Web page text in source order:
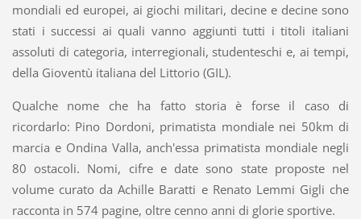
mondiali ed europei, ai giochi militari, decine e decine sono
stati i successi ai quali vanno aggiunti tutti i titoli italiani
assoluti di categoria, interregionali, studenteschi e, ai tempi,
della Gioventù italiana del Littorio (GIL).
Qualche nome che ha fatto storia è forse il caso di
ricordarlo: Pino Dordoni, primatista mondiale nei 50km di
marcia e Ondina Valla, anch'essa primatista mondiale negli
80 ostacoli. Nomi, cifre e date sono state proposte nel
volume curato da Achille Baratti e Renato Lemmi Gigli che
racconta in 574 pagine, oltre cenno anni di glorie sportive.